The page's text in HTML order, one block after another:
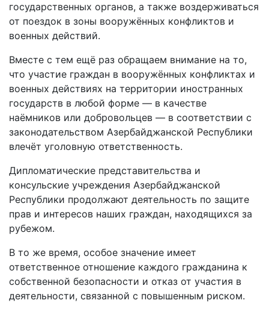
государственных органов, а также воздерживаться
от поездок в зоны вооружённых конфликтов и
военных действий.
Вместе с тем ещё раз обращаем внимание на то,
что участие граждан в вооружённых конфликтах и
военных действиях на территории иностранных
государств в любой форме — в качестве
наёмников или добровольцев — в соответствии с
законодательством Азербайджанской Республики
влечёт уголовную ответственность.
Дипломатические представительства и
консульские учреждения Азербайджанской
Республики продолжают деятельность по защите
прав и интересов наших граждан, находящихся за
рубежом.
В то же время, особое значение имеет
ответственное отношение каждого гражданина к
собственной безопасности и отказ от участия в
деятельности, связанной с повышенным риском.